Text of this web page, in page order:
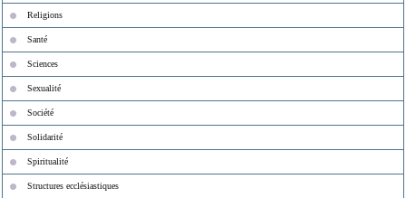
Religions
Santé
Sciences
Sexualité
Société
Solidarité
Spiritualité
Structures ecclésiastiques